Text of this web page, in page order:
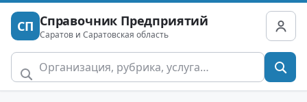
СП Справочник Предприятий
Саратов и Саратовская область